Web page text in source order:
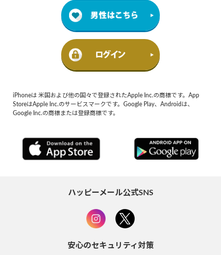
iPhoneは 米国および他の国々で登録されたApple Inc.の商標です。App
StoreはApple Inc.のサービスマークです。Google Play、Androidは、
Google Inc.の商標または登録商標です。
ハッピーメール公式SNS
安心のセキュリティ対策